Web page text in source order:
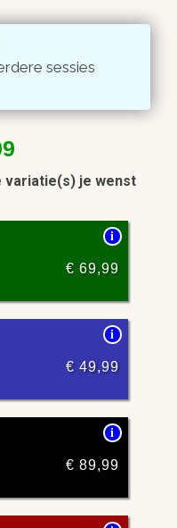
sessies
je wenst
i
€ 69,99
i
€ 49,99
i
€ 89,99